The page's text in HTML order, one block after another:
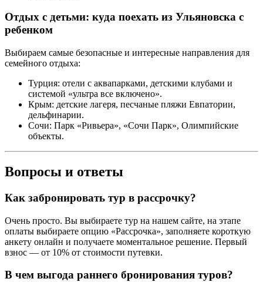
Отдых с детьми: куда поехать из Ульяновска с
ребенком
Выбираем самые безопасные и интересные направления для
семейного отдыха:
Турция: отели с аквапарками, детскими клубами и
системой «ультра все включено».
Крым: детские лагеря, песчаные пляжи Евпатории,
дельфинарии.
Сочи: Парк «Ривьера», «Сочи Парк», Олимпийские
объекты.
Вопросы и ответы
Как забронировать тур в рассрочку?
Очень просто. Вы выбираете тур на нашем сайте, на этапе
оплаты выбираете опцию «Рассрочка», заполняете короткую
анкету онлайн и получаете моментальное решение. Первый
взнос — от 10% от стоимости путевки.
В чем выгода раннего бронирования туров?